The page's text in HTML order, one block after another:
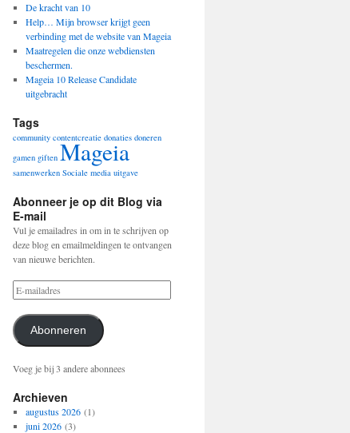
De kracht van 10
Help… Mijn browser krijgt geen
verbinding met de website van Mageia
Maatregelen die onze webdiensten
beschermen.
Mageia 10 Release Candidate
uitgebracht
Tags
community contentcreatie donaties doneren
gamen giften Mageia
samenwerken Sociale media uitgave
Abonneer je op dit Blog via
E-mail
Vul je emailadres in om in te schrijven op
deze blog en emailmeldingen te ontvangen
van nieuwe berichten.
Abonneren
Voeg je bij 3 andere abonnees
Archieven
augustus 2026(1)
juni 2026(3)